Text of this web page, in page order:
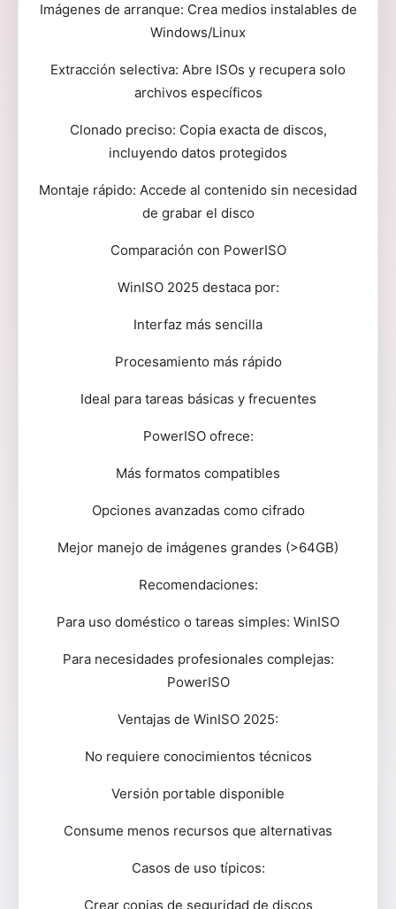
Imágenes de arranque: Crea medios instalables de
Windows/Linux
Extracción selectiva: Abre ISOs y recupera solo
archivos específicos
Clonado preciso: Copia exacta de discos,
incluyendo datos protegidos
Montaje rápido: Accede al contenido sin necesidad
de grabar el disco
Comparación con PowerISO
WinISO 2025 destaca por:
Interfaz más sencilla
Procesamiento más rápido
Ideal para tareas básicas y frecuentes
PowerISO ofrece:
Más formatos compatibles
Opciones avanzadas como cifrado
Mejor manejo de imágenes grandes (>64GB)
Recomendaciones:
Para uso doméstico o tareas simples: WinISO
Para necesidades profesionales complejas:
PowerISO
Ventajas de WinISO 2025:
No requiere conocimientos técnicos
Versión portable disponible
Consume menos recursos que alternativas
Casos de uso típicos:
Crear copias de seguridad de discos